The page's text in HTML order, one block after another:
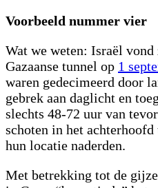
Voorbeeld nummer vier
Wat we weten: Israël
Gazaanse tunnel op 1
waren gedecimeerd door
gebrek aan daglicht en
slechts 48-72 uur van
schoten in het
hun locatie naderden.
Met betrekking tot de